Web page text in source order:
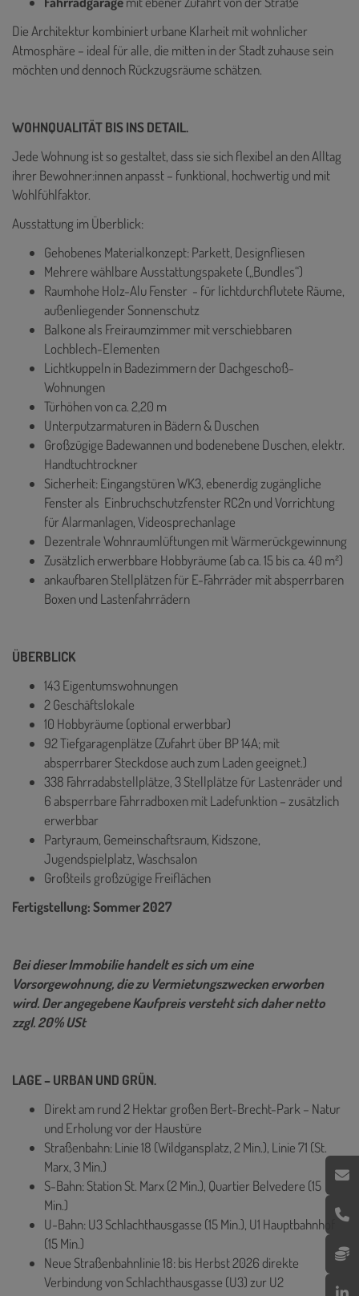
Die Architektur kombiniert urbane Klarheit mit wohnlicher
Atmosphäre – ideal für alle, die mitten in der Stadt zuhause sein
möchten und dennoch Rückzugsräume schätzen.
WOHNQUALITÄT BIS INS DETAIL.
Jede Wohnung ist so gestaltet, dass sie sich flexibel an den Alltag
ihrer Bewohner:innen anpasst – funktional, hochwertig und mit
Wohlfühlfaktor.
Ausstattung im Überblick:
Gehobenes Materialkonzept: Parkett, Designfliesen
Mehrere wählbare Ausstattungspakete („Bundles“)
Raumhohe Holz-Alu Fenster - für lichtdurchflutete Räume,
außenliegender Sonnenschutz
Balkone als Freiraumzimmer mit verschiebbaren
Lochblech-Elementen
Lichtkuppeln in Badezimmern der Dachgeschoß-
Wohnungen
Türhöhen von ca. 2,20 m
Unterputzarmaturen in Bädern & Duschen
Großzügige Badewannen und bodenebene Duschen, elektr.
Handtuchtrockner
Sicherheit: Eingangstüren WK3, ebenerdig zugängliche
Fenster als Einbruchschutzfenster RC2n und Vorrichtung
für Alarmanlagen, Videosprechanlage
Dezentrale Wohnraumlüftungen mit Wärmerückgewinnung
Zusätzlich erwerbbare Hobbyräume (ab ca. 15 bis ca. 40 m²)
ankaufbaren Stellplätzen für E-Fahrräder mit absperrbaren
Boxen und Lastenfahrrädern
ÜBERBLICK
143 Eigentumswohnungen
2 Geschäftslokale
10 Hobbyräume (optional erwerbbar)
92 Tiefgaragenplätze (Zufahrt über BP 14A; mit
absperrbarer Steckdose auch zum Laden geeignet.)
338 Fahrradabstellplätze, 3 Stellplätze für Lastenräder und
6 absperrbare Fahrradboxen mit Ladefunktion – zusätzlich
erwerbbar
Partyraum, Gemeinschaftsraum, Kidszone,
Jugendspielplatz, Waschsalon
Großteils großzügige Freiflächen
Fertigstellung: Sommer 2027
Bei dieser Immobilie handelt es sich um eine
Vorsorgewohnung, die zu Vermietungszwecken erworben
wird. Der angegebene Kaufpreis versteht sich daher netto
zzgl. 20% USt
LAGE – URBAN UND GRÜN.
Direkt am rund 2 Hektar großen Bert-Brecht-Park – Natur
und Erholung vor der Haustüre
Straßenbahn: Linie 18 (Wildgansplatz, 2 Min.), Linie 71 (St.
Marx, 3 Min.)
S-Bahn: Station St. Marx (2 Min.), Quartier Belvedere (15
Min.)
U-Bahn: U3 Schlachthausgasse (15 Min.), U1 Hauptbahnhof
(15 Min.)
Neue Straßenbahnlinie 18: bis Herbst 2026 direkte
Verbindung von Schlachthausgasse (U3) zur U2